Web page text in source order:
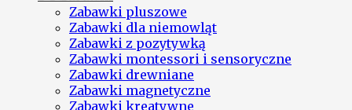
Zabawki pluszowe
Zabawki dla niemowląt
Zabawki z pozytywką
Zabawki montessori i sensoryczne
Zabawki drewniane
Zabawki magnetyczne
Zabawki kreatywne